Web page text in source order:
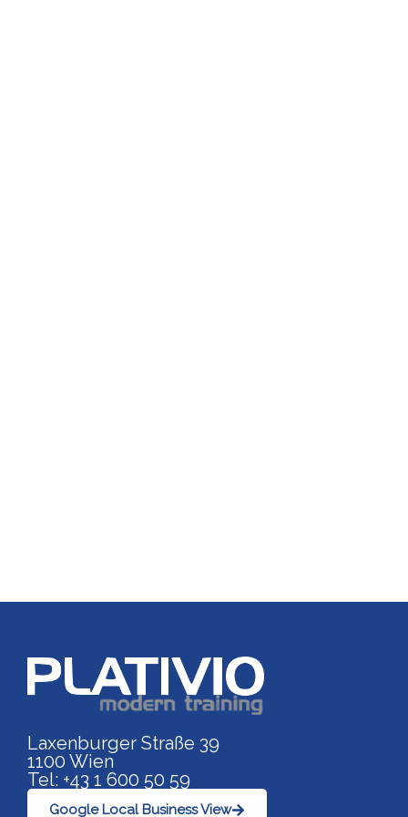
Link zu https://
Laxenburger Straße 39
1100 Wien
Tel: +43 1 600 50 59
Google Local Business View